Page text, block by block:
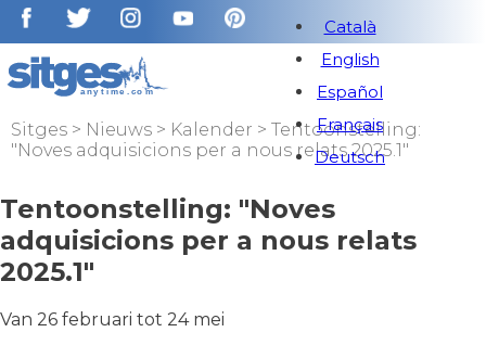
Català
English
Español
Français
Deutsch
Sitges > Nieuws > Kalender > Tentoonstelling:
"Noves adquisicions per a nous relats 2025.1"
Tentoonstelling: "Noves
adquisicions per a nous relats
2025.1"
Van 26 februari tot 24 mei